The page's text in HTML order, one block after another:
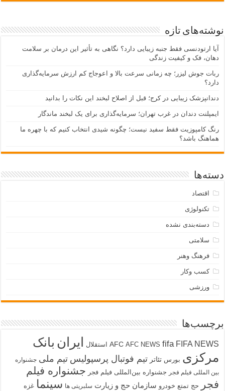
نوشته‌های تازه
آیا ارتودنسی فقط جنبه زیبایی دارد؟ نگاهی به تأثیر این درمان بر سلامت
دهان، فک و کیفیت زندگی
ربات جوش لیزر؛ چه زمانی سرعت بالا و اعوجاج کم ارزش سرمایه‌گذاری
دارد؟
دندانپزشک زیبایی در کرج؛ قبل از اصلاح لبخند این نکات را بدانید
ایمپلنت دندان در غرب تهران؛ سرمایه‌گذاری برای یک لبخند ماندگار
رنگ کامپوزیت فقط سفید نیست؛ چگونه شیدی انتخاب کنیم که با چهره ما
هماهنگ باشد؟
دسته‌ها
اقتصاد
تکنولوژی
دسته‌بندی نشده
سلامتی
فرهنگ وهنر
کسب وکار
ورزشی
برچسب‌ها
AFC AFC NEWS fifa FIFA NEWS استقلال ایران بانک
مرکزی بورس تئاتر تیم فوتبال پرسپولیس تیم ملی جشنواره
بین المللی فیلم فجر جشنواره بین‌المللی فیلم فجر جشنواره فیلم
فجر
حج تمتع خودرو سازمان حج و زیارت سلبریتی ها سینما غزه